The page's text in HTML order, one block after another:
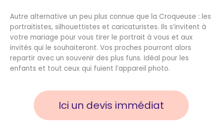
Autre alternative un peu plus connue que la Croqueuse : les
portraitistes, silhouettistes et caricaturistes. Ils s’invitent à
votre mariage pour vous tirer le portrait à vous et aux
invités qui le souhaiteront. Vos proches pourront alors
repartir avec un souvenir des plus funs. Idéal pour les
enfants et tout ceux qui fuient l’appareil photo.
Ici un devis immédiat